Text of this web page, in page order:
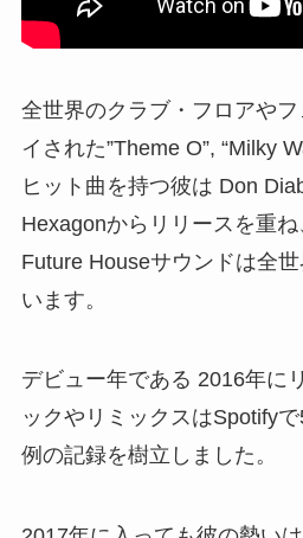
全世界のクラブ・フロアや
イされた”Theme O”, “Milky
ヒット曲を持つ彼は Don
Hexagonからリリースを重
Future Houseサウンドは全
います。
デビュー年である 2016年に
ックやリミックスはSpotify
例の記録を樹立しました。